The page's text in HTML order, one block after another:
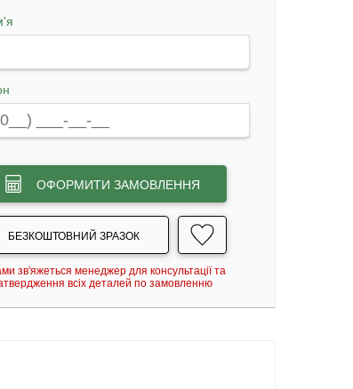
ОФОРМИТИ ЗАМОВЛЕННЯ
БЕЗКОШТОВНИЙ ЗРАЗОК
зв'яжеться менеджер для консультації та
всіх деталей по замовленню